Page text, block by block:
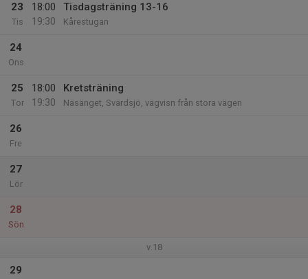
23
Tis
18:00
19:30
Tisdagsträning 13-16
Kårestugan
24
Ons
25
Tor
18:00
19:30
Kretsträning
Näsänget, Svärdsjö, vägvisn från stora vägen
26
Fre
27
Lör
28
Sön
v.18
29